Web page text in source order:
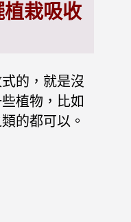
栽吸收
的，就是沒
植物，比如
的都可以。